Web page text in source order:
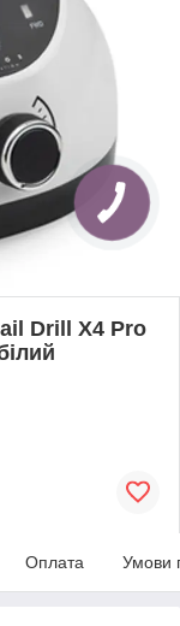
Drill X4 Pro
Оплата Умови